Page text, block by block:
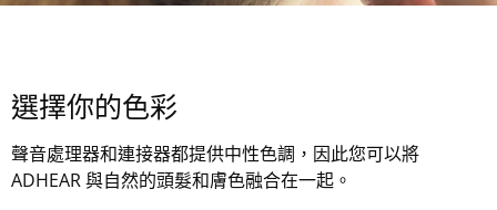
選擇你的色彩
聲音處理器和連接器都提供中性色調，因此您可以將
ADHEAR 與自然的頭髮和膚色融合在一起。